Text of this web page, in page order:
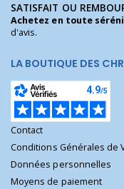
SATISFAIT OU
Achetez en toute
d'avis.
LA BOUTIQUE DES
Contact
Conditions Générales de
Données personnelles
Moyens de paiement